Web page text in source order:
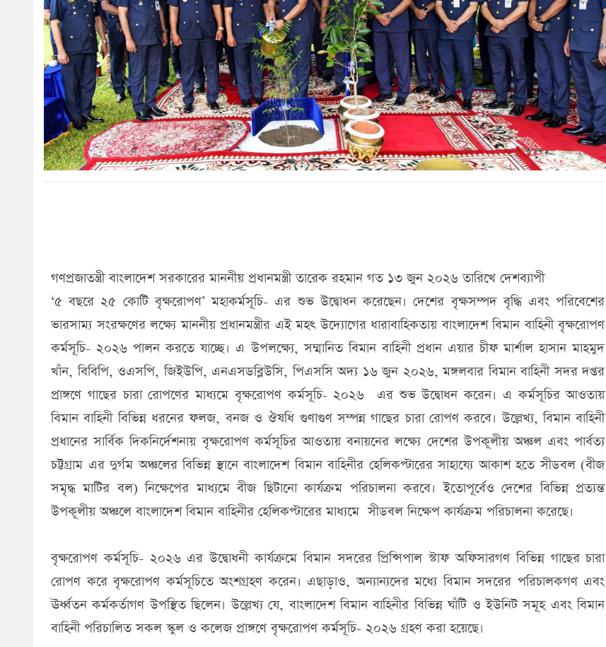
গণপ্রজাতন্ত্রী বাংলাদেশ সরকারের মাননীয় প্রধানমন্ত্রী তারেক রহমান গত ১৩ জুন ২০২৬ তারিখে দেশব্যাপী
‘৫ বছরে ২৫ কোটি বৃক্ষরোপণ’ মহাকর্মসূচি- এর শুভ উদ্বোধন করেছেন। দেশের বৃক্ষসম্পদ বৃদ্ধি এবং পরিবেশের
ভারসাম্য সংরক্ষণের লক্ষ্যে মাননীয় প্রধানমন্ত্রীর এই মহৎ উদ্যোগের ধারাবাহিকতায় বাংলাদেশ বিমান বাহিনী বৃক্ষরোপণ
কর্মসূচি- ২০২৬ পালন করতে যাচ্ছে। এ উপলক্ষ্যে, সম্মানিত বিমান বাহিনী প্রধান এয়ার চীফ মার্শাল হাসান মাহমুদ
খাঁন, বিবিপি, ওএসপি, জিইউপি, এনএসডব্লিউসি, পিএসসি অদ্য ১৬ জুন ২০২৬, মঙ্গলবার বিমান বাহিনী সদর দপ্তর
প্রাঙ্গণে গাছের চারা রোপণের মাধ্যমে বৃক্ষরোপণ কর্মসূচি- ২০২৬ এর শুভ উদ্বোধন করেন। এ কর্মসূচির আওতায়
বিমান বাহিনী বিভিন্ন ধরনের ফলজ, বনজ ও ঔষধি গুণাগুণ সম্পন্ন গাছের চারা রোপণ করবে। উল্লেখ্য, বিমান বাহিনী
প্রধানের সার্বিক দিকনির্দেশনায় বৃক্ষরোপণ কর্মসূচির আওতায় বনায়নের লক্ষ্যে দেশের উপকূলীয় অঞ্চল এবং পার্বত্য
চট্টগ্রাম এর দুর্গম অঞ্চলের বিভিন্ন স্থানে বাংলাদেশ বিমান বাহিনীর হেলিকপ্টারের সাহায্যে আকাশ হতে সীডবল (বীজ
সমৃদ্ধ মাটির বল) নিক্ষেপের মাধ্যমে বীজ ছিটানো কার্যক্রম পরিচালনা করবে। ইতোপূর্বেও দেশের বিভিন্ন প্রত্যন্ত
উপকূলীয় অঞ্চলে বাংলাদেশ বিমান বাহিনীর হেলিকপ্টারের মাধ্যমে সীডবল নিক্ষেপ কার্যক্রম পরিচালনা করেছে।
বৃক্ষরোপণ কর্মসূচি- ২০২৬ এর উদ্বোধনী কার্যক্রমে বিমান সদরের প্রিন্সিপাল স্টাফ অফিসারগণ বিভিন্ন গাছের চারা
রোপণ করে বৃক্ষরোপণ কর্মসূচিতে অংশগ্রহণ করেন। এছাড়াও, অন্যান্যদের মধ্যে বিমান সদরের পরিচালকগণ এবং
ঊর্ধ্বতন কর্মকর্তাগণ উপস্থিত ছিলেন। উল্লেখ্য যে, বাংলাদেশ বিমান বাহিনীর বিভিন্ন ঘাঁটি ও ইউনিট সমূহ এবং বিমান
বাহিনী পরিচালিত সকল স্কুল ও কলেজ প্রাঙ্গণে বৃক্ষরোপণ কর্মসূচি- ২০২৬ গ্রহণ করা হয়েছে।